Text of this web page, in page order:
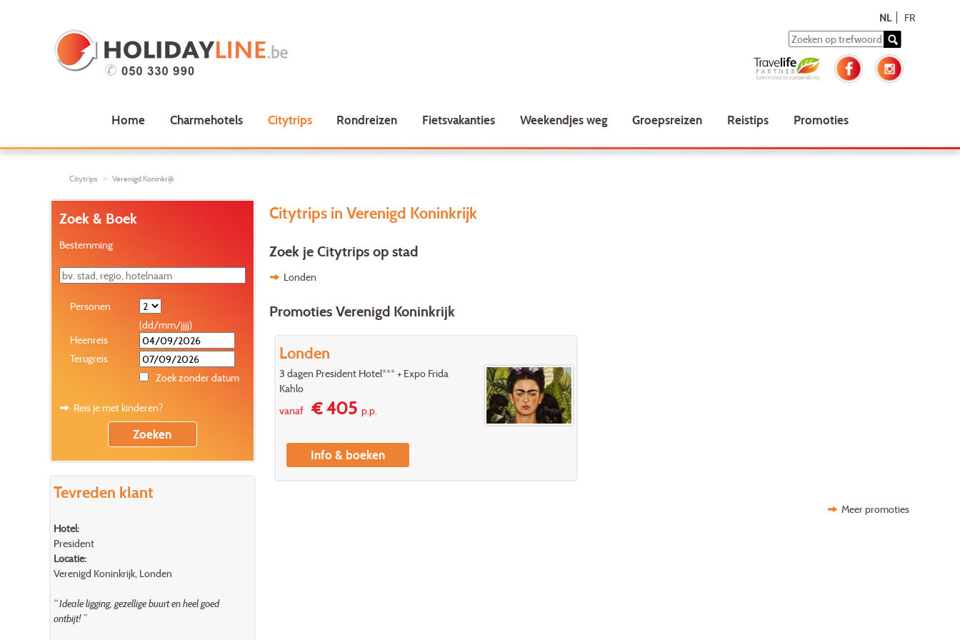
NL FR
Home Charmehotels Citytrips Rondreizen Fietsvakanties Weekendjes weg Groepsreizen Reistips Promoties
Citytrips Verenigd Koninkrijk
Citytrips in Verenigd Koninkrijk
Zoek je Citytrips op stad
Londen
Promoties Verenigd Koninkrijk
Londen
3 dagen President Hotel*** + Expo Frida
Kahlo
vanaf€ 405p.p.
Info & boeken
Meer promoties
Zoek & Boek
Bestemming
Personen
(dd/mm/jjjj)
Heenreis
Terugreis
Zoek zonder datum
Reis je met kinderen?
Tevreden klant
Hotel:
President
Locatie:
Verenigd Koninkrijk, Londen
“ Ideale ligging, gezellige buurt en heel goed
ontbijt! ”